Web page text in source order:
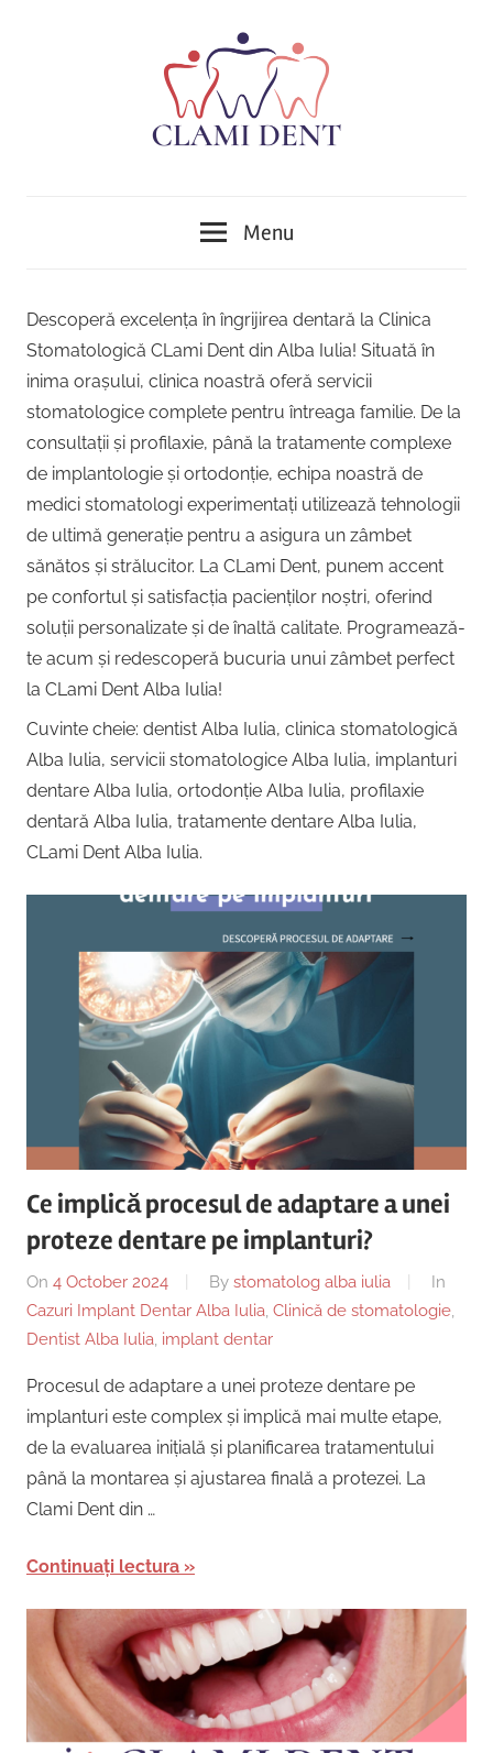
Stomatologică
Clami
Dent
Alba
Iulia
|
Centru
Implantologie
Tratamentul
Cariilor,
Endodonție
,Implant
dentar,
Stomatologie
Copii,
Dentist,
Strada
Lăncrănjan
19,
Alba
Iulia
510218,
România
+40754463365
Menu
Descoperă excelența în îngrijirea dentară la Clinica
Stomatologică CLami Dent din Alba Iulia! Situată în
inima orașului, clinica noastră oferă servicii
stomatologice complete pentru întreaga familie. De la
consultații și profilaxie, până la tratamente complexe
de implantologie și ortodonție, echipa noastră de
medici stomatologi experimentați utilizează tehnologii
de ultimă generație pentru a asigura un zâmbet
sănătos și strălucitor. La CLami Dent, punem accent
pe confortul și satisfacția pacienților noștri, oferind
soluții personalizate și de înaltă calitate. Programează-
te acum și redescoperă bucuria unui zâmbet perfect
la CLami Dent Alba Iulia!
Cuvinte cheie: dentist Alba Iulia, clinica stomatologică
Alba Iulia, servicii stomatologice Alba Iulia, implanturi
dentare Alba Iulia, ortodonție Alba Iulia, profilaxie
dentară Alba Iulia, tratamente dentare Alba Iulia,
CLami Dent Alba Iulia.
Ce implică procesul de adaptare a unei
proteze dentare pe implanturi?
On 4 October 2024 By stomatolog alba iulia
In
Cazuri Implant Dentar Alba Iulia Clinică de stomatologie
Dentist Alba Iulia implant dentar
Procesul de adaptare a unei proteze dentare pe
implanturi este complex și implică mai multe etape,
de la evaluarea inițială și planificarea tratamentului
până la montarea și ajustarea finală a protezei. La
Clami Dent din …
Continuați lectura